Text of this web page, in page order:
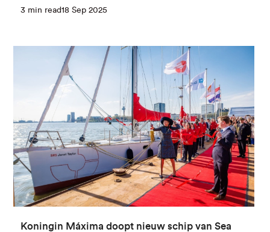
3 min read18 Sep 2025
Koningin Máxima doopt nieuw schip van Sea